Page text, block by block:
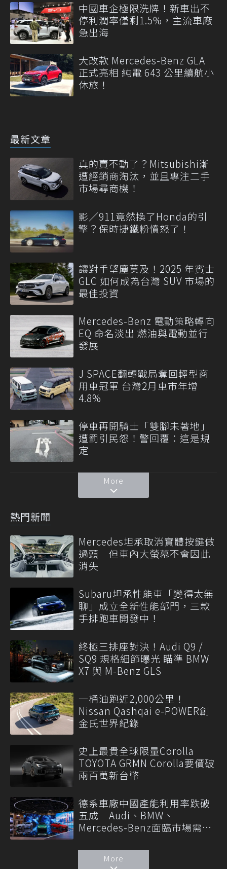
中國車企極限洗牌！新車出不
停利潤率僅剩1.5%，主流車廠
急出海
大改款 Mercedes-Benz GLA
正式亮相 純電 643 公里續航小
休旅！
最新文章
真的賣不動了？Mitsubishi漸
遭經銷商淘汰，並且專注二手
市場尋商機！
影／911竟然換了Honda的引
擎？保時捷鐵粉憤怒了！
讓對手望塵莫及！2025 年賓士
GLC 如何成為台灣 SUV 市場的
最佳投資
Mercedes-Benz 電動策略轉向
EQ 命名淡出 燃油與電動並行
發展
J SPACE翻轉戰局奪回輕型商
用車冠軍 台灣2月車市年增
4.8%
停車再開騎士「雙腳未著地」
遭罰引民怨！警回覆：這是規
定
More
熱門新聞
Mercedes坦承取消實體按鍵做
過頭 但車內大螢幕不會因此
消失
Subaru坦承性能車「變得太無
聊」成立全新性能部門，三款
手排跑車開發中！
終極三排座對決！Audi Q9 /
SQ9 規格細節曝光 瞄準 BMW
X7 與 M-Benz GLS
一桶油跑近2,000公里！
Nissan Qashqai e-POWER創
金氏世界紀錄
史上最貴全球限量Corolla
TOYOTA GRMN Corolla要價破
兩百萬新台幣
德系車廠中國產能利用率跌破
五成 Audi、BMW、
Mercedes-Benz面臨市場需求
More